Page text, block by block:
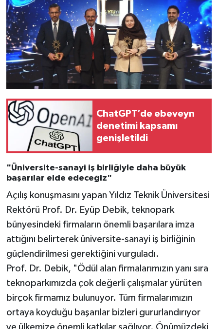
ChatGPT’de ebeveyn
denetimi kapsamı
genişletildi
"Üniversite-sanayi iş birliğiyle daha büyük
başarılar elde edeceğiz"
Açılış konuşmasını yapan Yıldız Teknik Üniversitesi
Rektörü Prof. Dr. Eyüp Debik, teknopark
bünyesindeki firmaların önemli başarılara imza
attığını belirterek üniversite-sanayi iş birliğinin
güçlendirilmesi gerektiğini vurguladı.
Prof. Dr. Debik, "Ödül alan firmalarımızın yanı sıra
teknoparkımızda çok değerli çalışmalar yürüten
birçok firmamız bulunuyor. Tüm firmalarımızın
ortaya koyduğu başarılar bizleri gururlandırıyor
ve ülkemize önemli katkılar sağlıyor. Önümüzdeki